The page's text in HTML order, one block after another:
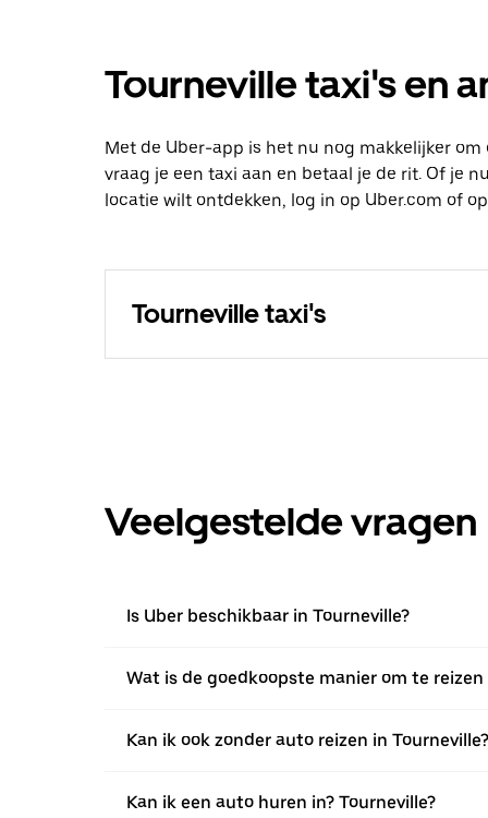
Tourneville taxi's en
Met de Uber-app is het nu nog makkelijker
vraag je een taxi aan en betaal je de rit. Of je
locatie wilt ontdekken, log in op Uber.com of
Tourneville taxi's
Veelgestelde vragen
Is Uber beschikbaar in Tourneville?
Wat is de goedkoopste manier om te reizen
Kan ik ook zonder auto reizen in Tourneville?
Kan ik een auto huren in? Tourneville?